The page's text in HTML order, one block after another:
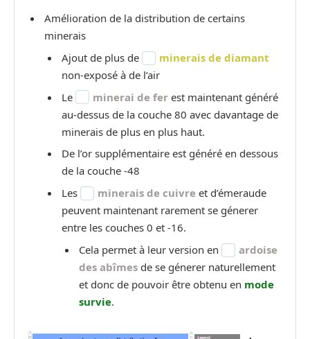
Amélioration de la distribution de certains
minerais
Ajout de plus de
minerais de diamant
non-exposé à de l’air
Le
minerai de fer est maintenant généré
au-dessus de la couche 80 avec davantage de
minerais de plus en plus haut.
De l’or supplémentaire est généré en dessous
de la couche -48
Les
minerais de cuivre et d’émeraude
peuvent maintenant rarement se génerer
entre les couches 0 et -16.
Cela permet à leur version en
ardoise
des abîmes de se génerer naturellement
et donc de pouvoir être obtenu en mode
survie.